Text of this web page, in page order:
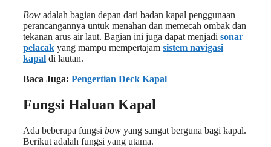
Bow adalah bagian depan dari badan kapal penggunaan
perancangannya untuk menahan dan memecah ombak dan
tekanan arus air laut. Bagian ini juga dapat menjadi sonar
pelacak yang mampu mempertajam sistem navigasi
kapal di lautan.
Baca Juga: Pengertian Deck Kapal
Fungsi Haluan Kapal
Ada beberapa fungsi bow yang sangat berguna bagi kapal.
Berikut adalah fungsi yang utama.